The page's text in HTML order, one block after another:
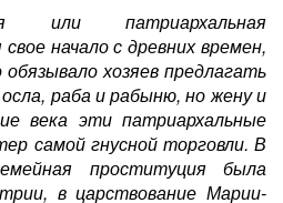
или патриархальная
начало с древних времен,
хозяев предлагать
раба и рабыню, но жену и
века эти патриархальные
самой гнусной торговли. В
проституция была
в царствование Марии-